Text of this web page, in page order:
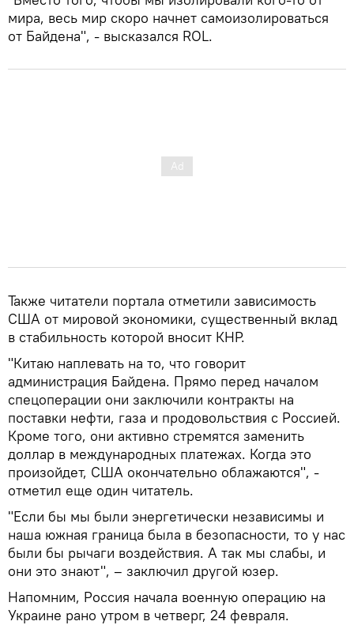
мира, весь мир скоро начнет самоизолироваться
от Байдена", - высказался ROL.
Также читатели портала отметили зависимость
США от мировой экономики, существенный вклад
в стабильность которой вносит КНР.
"Китаю наплевать на то, что говорит
администрация Байдена. Прямо перед началом
спецоперации они заключили контракты на
поставки нефти, газа и продовольствия с Россией.
Кроме того, они активно стремятся заменить
доллар в международных платежах. Когда это
произойдет, США окончательно облажаются", -
отметил еще один читатель.
"Если бы мы были энергетически независимы и
наша южная граница была в безопасности, то у нас
были бы рычаги воздействия. А так мы слабы, и
они это знают", – заключил другой юзер.
Напомним, Россия начала военную операцию на
Украине рано утром в четверг, 24 февраля.